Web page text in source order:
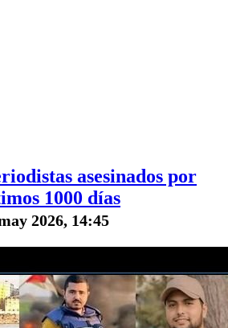
asesinados por
1000 días
2026, 14:45